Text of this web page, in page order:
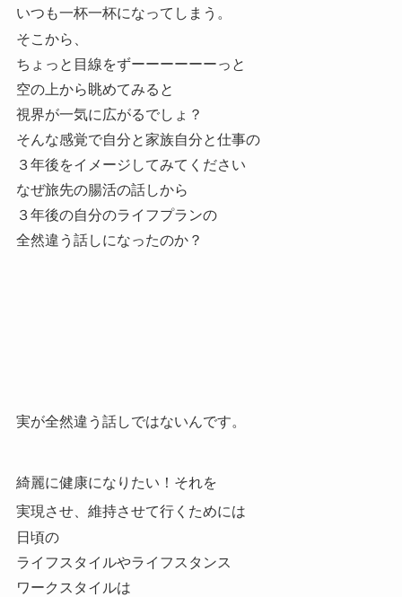
いつも一杯一杯になってしまう。
そこから、
ちょっと目線をずーーーーーーっと
空の上から眺めてみると
視界が一気に 広がるでしょ？
そんな感覚で自分と家族自分と仕事の
３年後をイメージしてみてください
なぜ旅先の腸活の話しから
３年後の自分のライフプランの
全然違う話しになったのか？
実が全然違う話しではないんです。
綺麗に健康になりたい！それを
実現させ、維持させて行くためには
日頃の
ライフスタイルやライフスタンス
ワークスタイルは